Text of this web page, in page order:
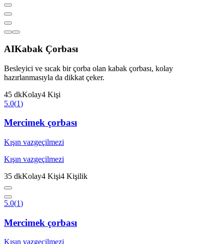
AIKabak Çorbası
Besleyici ve sıcak bir çorba olan kabak çorbası, kolay
hazırlanmasıyla da dikkat çeker.
45 dkKolay4 Kişi
5.0(1)
Mercimek çorbası
Kışın vazgeçilmezi
Kışın vazgeçilmezi
35 dkKolay4 Kişi4 Kişilik
5.0(1)
Mercimek çorbası
Kışın vazgeçilmezi